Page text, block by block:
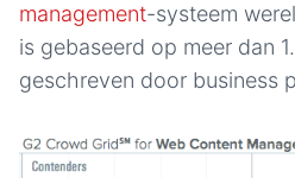
management-systeem
is gebaseerd op meer dan
geschreven door business